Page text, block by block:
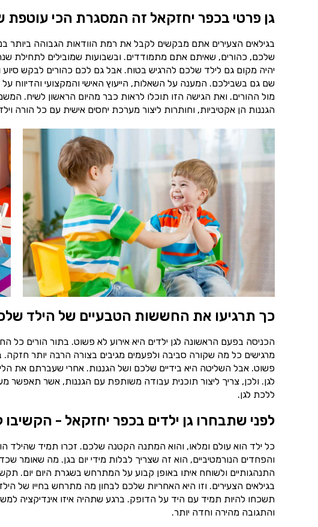
גן פרטי בכפר יחזקאל זה המסגרת הכי עוטפת
בגילאים הצעירים אתם מבקשים לקבל את רמת הוודאות הגבוהה ביותר
שלכם, כהורים, שאיתם אתם מתמודדים. ובשבועות שמובילים לתחילת
יהיה מקום גם לילד שלכם להרגיש בטוח. אבל גם לכם כהורים לבקש סיוע
שם גם בשבילכם. המענה על השאלות, הייעוץ האישי והמקצועי והדיווח
מול ההורים. ואת הגישה הזו תוכלו לראות כבר מהיום הראשון לשיח.
הגננות הן אקטיביות, וחותרות ליצור מערכת יחסים אישית עם כל הורה
כך תרגיעו את החששות הטבעיים של הילד
הכניסה בפעם הראשונה לגן ילדים היא אירוע לא פשוט. בתור הורים
מרגישים כל מה שקורה סביבה ולפעמים מגיבים בצורה הרבה יותר חזקה.
פשוט. אבל השליטה היא בידיים שלכם ושל הגננות. אחרי שעברתם את
לגן. ולכן, צריך ליצור תוכנית עבודה משותפת עם הגננות, אשר
ללכת לגן.
לפני שתבחרו גן ילדים בכפר יחזקאל - הקשיבו
כל ילד הוא עולם ומלאו, והוא המתנה הקטנה שלכם. זכרו תמיד שהילד
והפחדים הנורמטיביים, הוא זה שצריך לבלות מידי יום בגן. מה שאומר
התנהגותיים ולשוחח איתו באופן קבוע על המתרחש בשגרת היום יום.
בגילאים הצעירים. וזו היא האחריות שלכם לבחון מה מתרחש בחייו של
תשכחו להיות תמיד עם היד על הדופק. ברגע שתהיה איזו אינדיקציה
והתגובה מהירה וחדה יותר.